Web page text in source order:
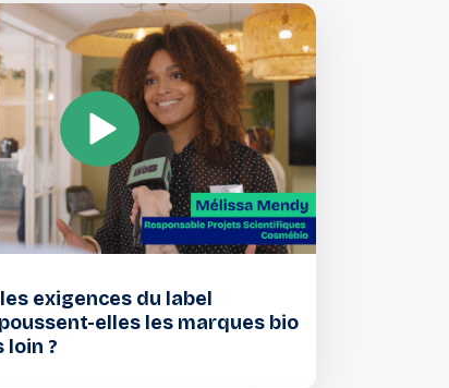
exigences du label
elles les marques bio
loin ?